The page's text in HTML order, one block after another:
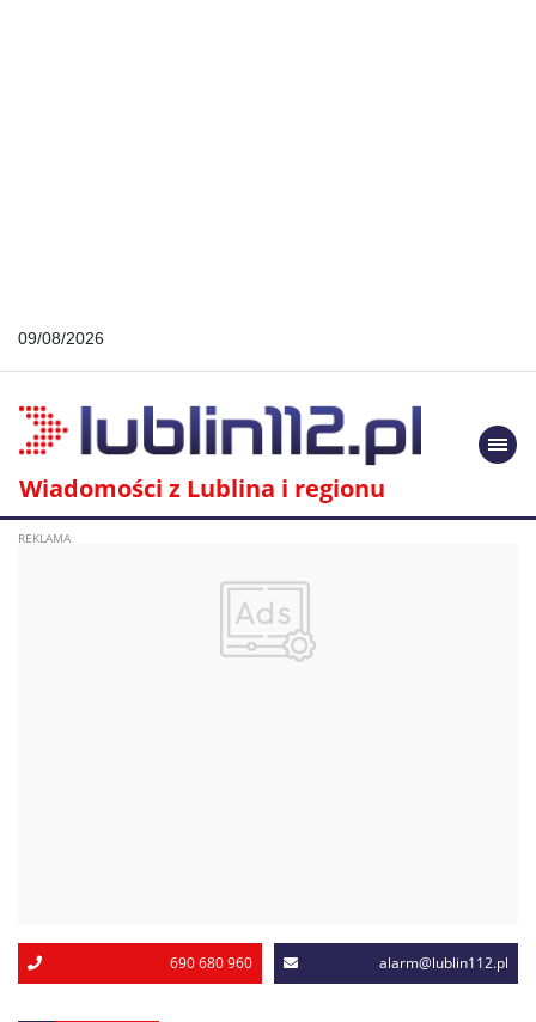
09/08/2026
Wiadomości z Lublina i regionu
690 680 960 alarm@lublin112.pl